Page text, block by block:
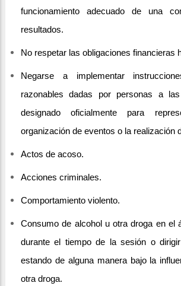
funcionamiento adecuado de una
resultados.
No respetar las obligaciones financieras
Negarse a implementar
razonables dadas por personas a
designado oficialmente para
organización de eventos o la realización
Actos de acoso.
Acciones criminales.
Comportamiento violento.
Consumo de alcohol u otra droga en el
durante el tiempo de la sesión o
estando de alguna manera bajo la
otra droga.